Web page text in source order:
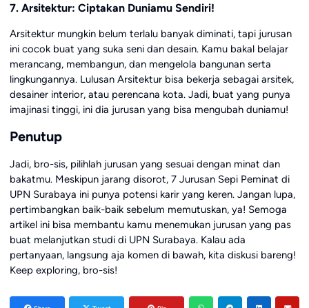
7. Arsitektur: Ciptakan Duniamu Sendiri!
Arsitektur mungkin belum terlalu banyak diminati, tapi jurusan
ini cocok buat yang suka seni dan desain. Kamu bakal belajar
merancang, membangun, dan mengelola bangunan serta
lingkungannya. Lulusan Arsitektur bisa bekerja sebagai arsitek,
desainer interior, atau perencana kota. Jadi, buat yang punya
imajinasi tinggi, ini dia jurusan yang bisa mengubah duniamu!
Penutup
Jadi, bro-sis, pilihlah jurusan yang sesuai dengan minat dan
bakatmu. Meskipun jarang disorot, 7 Jurusan Sepi Peminat di
UPN Surabaya ini punya potensi karir yang keren. Jangan lupa,
pertimbangkan baik-baik sebelum memutuskan, ya! Semoga
artikel ini bisa membantu kamu menemukan jurusan yang pas
buat melanjutkan studi di UPN Surabaya. Kalau ada
pertanyaan, langsung aja komen di bawah, kita diskusi bareng!
Keep exploring, bro-sis!